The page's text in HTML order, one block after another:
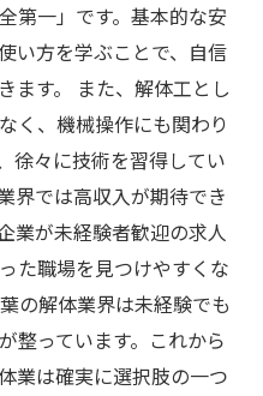
第一」です。基本的な安
い方を学ぶことで、自信
ます。 また、解体工とし
く、機械操作にも関わり
徐々に技術を習得してい
界では高収入が期待でき
業が未経験者歓迎の求人
た職場を見つけやすくな
の解体業界は未経験でも
整っています。これから
業は確実に選択肢の一つ